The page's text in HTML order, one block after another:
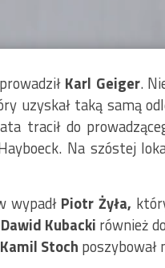
Karl Geiger.
uzyskał taką samą
tracił do
Na szóstej
wypadł Piotr Żyła,
Dawid Kubacki również
Kamil Stoch poszybował